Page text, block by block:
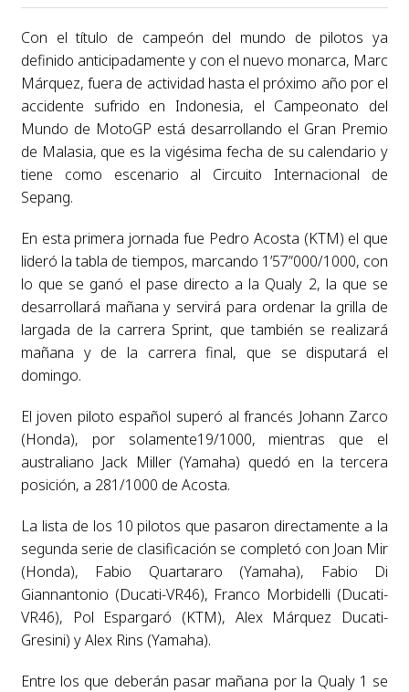
Con el título de campeón del mundo de pilotos ya
definido anticipadamente y con el nuevo monarca, Marc
Márquez, fuera de actividad hasta el próximo año por el
accidente sufrido en Indonesia, el Campeonato del
Mundo de MotoGP está desarrollando el Gran Premio
de Malasia, que es la vigésima fecha de su calendario y
tiene como escenario al Circuito Internacional de
Sepang.
En esta primera jornada fue Pedro Acosta (KTM) el que
lideró la tabla de tiempos, marcando 1’57”000/1000, con
lo que se ganó el pase directo a la Qualy 2, la que se
desarrollará mañana y servirá para ordenar la grilla de
largada de la carrera Sprint, que también se realizará
mañana y de la carrera final, que se disputará el
domingo.
El joven piloto español superó al francés Johann Zarco
(Honda), por solamente19/1000, mientras que el
australiano Jack Miller (Yamaha) quedó en la tercera
posición, a 281/1000 de Acosta.
La lista de los 10 pilotos que pasaron directamente a la
segunda serie de clasificación se completó con Joan Mir
(Honda), Fabio Quartararo (Yamaha), Fabio Di
Giannantonio (Ducati-VR46), Franco Morbidelli (Ducati-
VR46), Pol Espargaró (KTM), Alex Márquez Ducati-
Gresini) y Alex Rins (Yamaha).
Entre los que deberán pasar mañana por la Qualy 1 se